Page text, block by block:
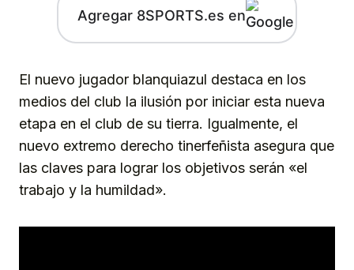
Agregar 8SPORTS.es en
El nuevo jugador blanquiazul destaca en los
medios del club la ilusión por iniciar esta nueva
etapa en el club de su tierra. Igualmente, el
nuevo extremo derecho tinerfeñista asegura que
las claves para lograr los objetivos serán «el
trabajo y la humildad».